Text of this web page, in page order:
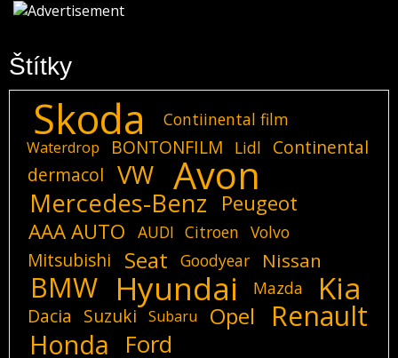
Štítky
Skoda Contiinental film
Waterdrop BONTONFILM Lidl
Continental
dermacol
VW Avon
Mercedes-Benz
Peugeot
AAA AUTO
AUDI Citroen Volvo
Mitsubishi Seat Goodyear Nissan
BMW Hyundai Mazda Kia
Dacia Suzuki Subaru Opel Renault
Honda Ford